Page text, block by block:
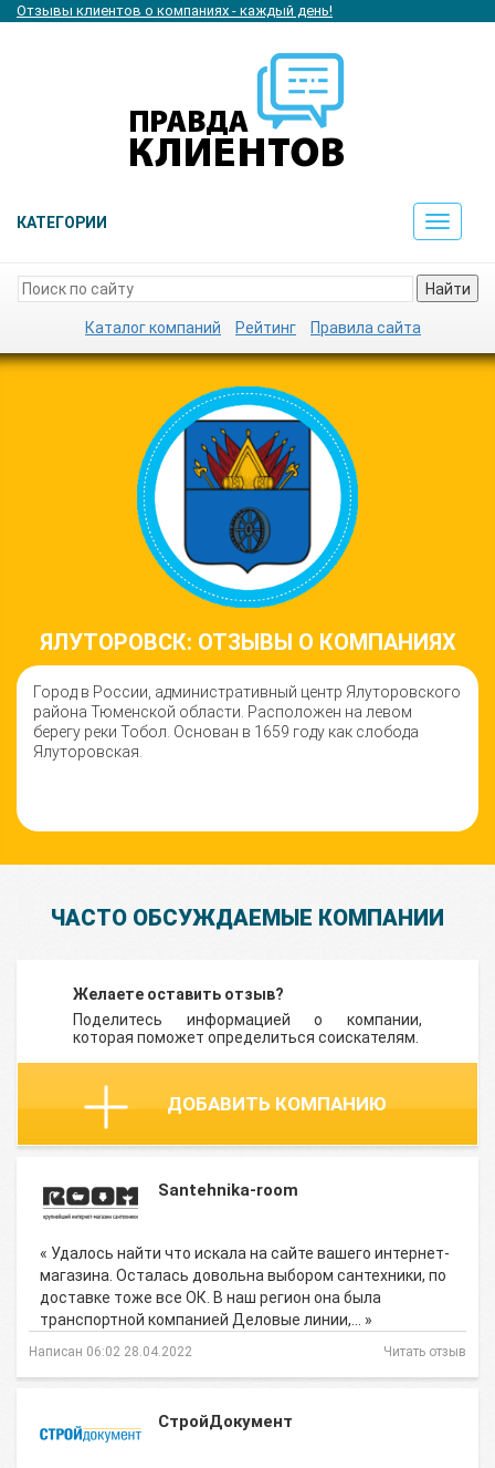
Отзывы клиентов о компаниях - каждый день!
КАТЕГОРИИ
Toggle
Найти
Каталог компаний Рейтинг Правила сайта
ЯЛУТОРОВСК: ОТЗЫВЫ О КОМПАНИЯХ
Город в России, административный центр Ялуторовского
района Тюменской области. Расположен на левом
берегу реки Тобол. Основан в 1659 году как слобода
Ялуторовская.
ЧАСТО ОБСУЖДАЕМЫЕ КОМПАНИИ
Желаете оставить отзыв?
Поделитесь информацией о компании,
которая поможет определиться соискателям.
ДОБАВИТЬ КОМПАНИЮ
Santehnika-room
« Удалось найти что искала на сайте вашего интернет-
магазина. Осталась довольна выбором сантехники, по
доставке тоже все ОК. В наш регион она была
транспортной компанией Деловые линии,… »
Написан 06:02 28.04.2022 Читать отзыв
СтройДокумент